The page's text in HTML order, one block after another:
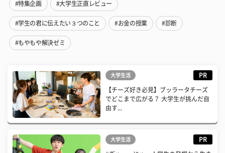
#特集企画 #大学生正直レビュー
#学生の君に伝えたい３つのこと #お金の授業 #診断
#もやもや解決ゼミ
大学生活 PR
【チーズ好き必見】ブッラータチーズ
でどこまで広がる？ 大学生が挑んだ自
由す...
大学生活 PR